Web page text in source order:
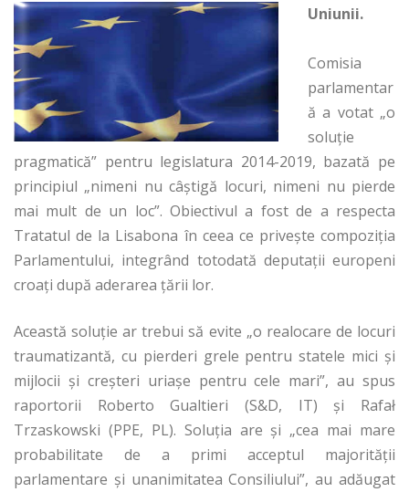
Uniunii.
Comisia
parlamentar
ă a votat „o
soluție
pragmatică” pentru legislatura 2014-2019, bazată pe
principiul „nimeni nu câștigă locuri, nimeni nu pierde
mai mult de un loc”. Obiectivul a fost de a respecta
Tratatul de la Lisabona în ceea ce privește compoziția
Parlamentului, integrând totodată deputații europeni
croați după aderarea țării lor.
Această soluție ar trebui să evite „o realocare de locuri
traumatizantă, cu pierderi grele pentru statele mici și
mijlocii și creșteri uriașe pentru cele mari”, au spus
raportorii Roberto Gualtieri (S&D, IT) și Rafał
Trzaskowski (PPE, PL). Soluția are și „cea mai mare
probabilitate de a primi acceptul majorității
parlamentare și unanimitatea Consiliului”, au adăugat